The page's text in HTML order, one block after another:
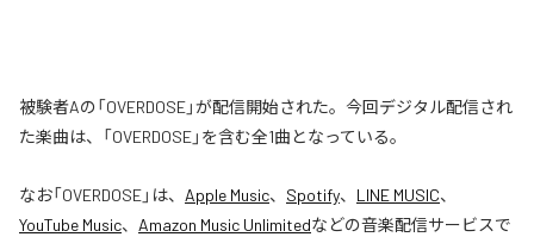
被験者Aの「OVERDOSE」が配信開始された。今回デジタル配信され
た楽曲は、「OVERDOSE」を含む全1曲となっている。
なお「OVERDOSE」は、 Apple Music、 Spotify、 LINE MUSIC、
YouTube Music、 Amazon Music Unlimitedなどの音楽配信サービスで